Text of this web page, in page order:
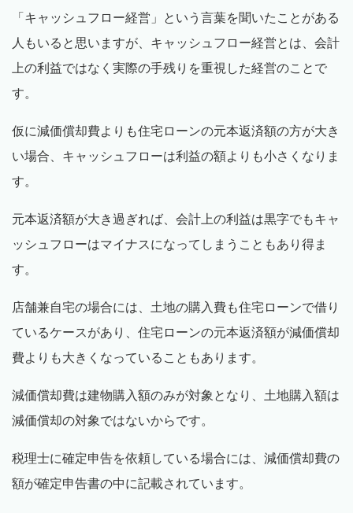
「キャッシュフロー経営」という言葉を聞いたことがある
人もいると思いますが、キャッシュフロー経営とは、会計
上の利益ではなく実際の手残りを重視した経営のことで
す。
仮に減価償却費よりも住宅ローンの元本返済額の方が大き
い場合、キャッシュフローは利益の額よりも小さくなりま
す。
元本返済額が大き過ぎれば、会計上の利益は黒字でもキャ
ッシュフローはマイナスになってしまうこともあり得ま
す。
店舗兼自宅の場合には、土地の購入費も住宅ローンで借り
ているケースがあり、住宅ローンの元本返済額が減価償却
費よりも大きくなっていることもあります。
減価償却費は建物購入額のみが対象となり、土地購入額は
減価償却の対象ではないからです。
税理士に確定申告を依頼している場合には、減価償却費の
額が確定申告書の中に記載されています。